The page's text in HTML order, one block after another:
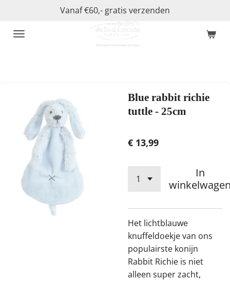
naar
Vanaf €60,- gratis verzenden
Blue rabbit richie
tuttle - 25cm
€ 13,99
In
Het lichtblauwe
knuffeldoekje van ons
populairste konijn
Rabbit Richie is niet
alleen super zacht,